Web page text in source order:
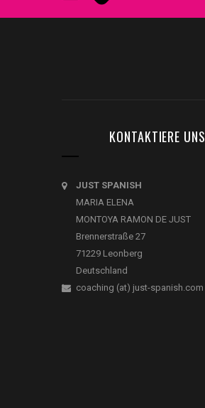
KONTAKTIERE UNS
JUST SPANISH
MARIA ELENA
MONTOYA RAMON DE JUST
Brennerstraße 27
71229 Leonberg
Deutschland
coaching (at) just-spanish.com